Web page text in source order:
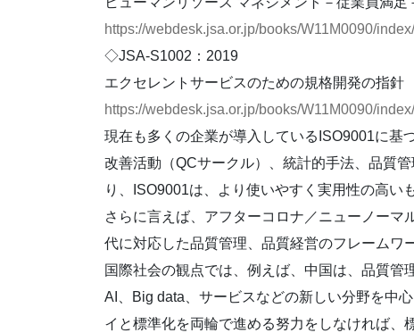
https://webdesk.jsa.or.jp/books/W11M0090/
◇JSA-S1002：2019
エクセレントサービスのための規格開発の指針
https://webdesk.jsa.or.jp/books/W11M0090/
現在も多くの企業が導入しているISO9001に基
改善活動（QCサークル）、統計的手法、品質
り、ISO9001は、より使いやすく実用性の高い
さらに言えば、アフターコロナ／ニューノー
代に対応した品質管理、品質経営のフレームワ
国際社会の観点では、例えば、中国は、品質管
AI、Big data、サービスなどの新しい分野を中
イと標準化を両輪で進める努力をしなければ、